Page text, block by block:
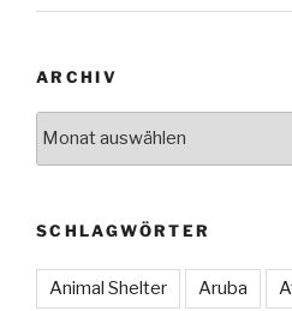
ARCHIV
SCHLAGWÖRTER
Animal Shelter Aruba